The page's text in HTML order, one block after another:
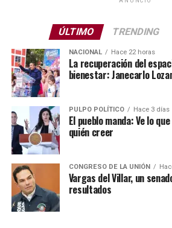
ÚLTIMO TRENDING
NACIONAL Hace 22 horas
La recuperación del
bienestar: Janecarlo
PULPO POLÍTICO Hace 3 días
El pueblo manda: Ve lo
quién creer
CONGRESO DE LA UNIÓN
Vargas del Villar, un
resultados